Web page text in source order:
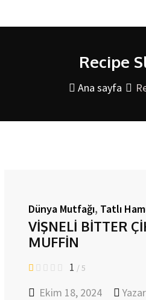
atla
Recipe
Ana sayfa
Dünya Mutfağı, Tatlı
VİŞNELİ BİTTER
MUFFİN
1 / 5
Ekim 18, 2024 Yazar